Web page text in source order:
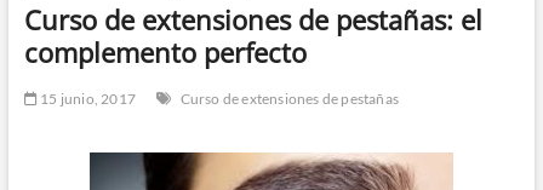
Curso de extensiones de pestañas: el
complemento perfecto
15 junio, 2017 Curso de extensiones de pestañas